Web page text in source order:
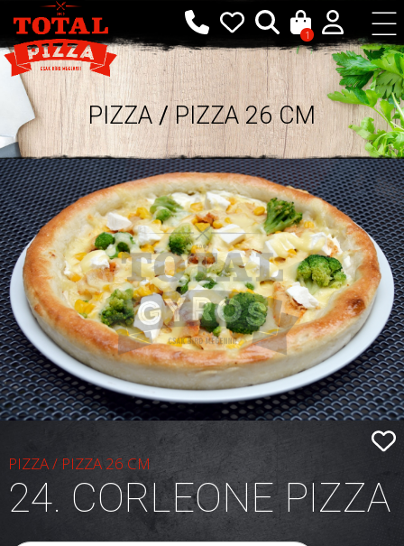
1
PIZZA/PIZZA 26 CM
PIZZA/ PIZZA 26 CM
24. CORLEONE PIZZA